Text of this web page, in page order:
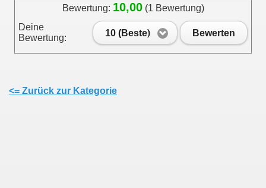
Bewertung: 10,00(1 Bewertung)
Deine
Bewertung:
10 (Beste) Bewerten
<= Zurück zur Kategorie